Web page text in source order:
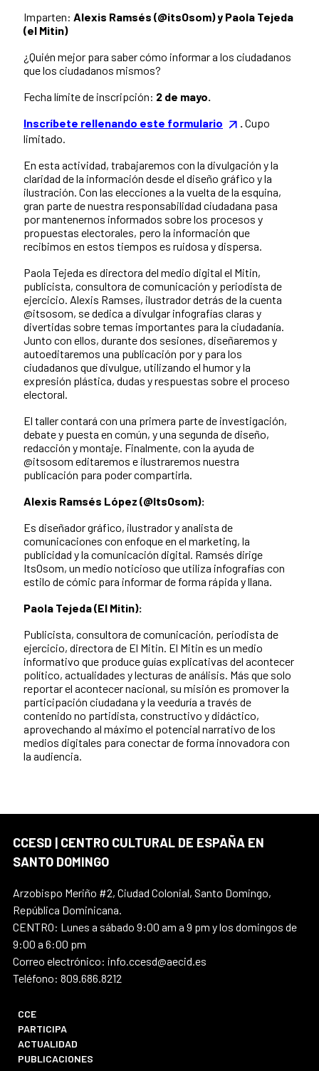
Imparten: Alexis Ramsés (@itsOsom) y Paola Tejeda
(el Mitin)
¿Quién mejor para saber cómo informar a los ciudadanos
que los ciudadanos mismos?
Fecha límite de inscripción: 2 de mayo.
Inscríbete rellenando este formulario
. Cupo
limitado.
En esta actividad, trabajaremos con la divulgación y la
claridad de la información desde el diseño gráfico y la
ilustración. Con las elecciones a la vuelta de la esquina,
gran parte de nuestra responsabilidad ciudadana pasa
por mantenernos informados sobre los procesos y
propuestas electorales, pero la información que
recibimos en estos tiempos es ruidosa y dispersa.
Paola Tejeda es directora del medio digital el Mitin,
publicista, consultora de comunicación y periodista de
ejercicio. Alexis Ramses, ilustrador detrás de la cuenta
@itsosom, se dedica a divulgar infografías claras y
divertidas sobre temas importantes para la ciudadanía.
Junto con ellos, durante dos sesiones, diseñaremos y
autoeditaremos una publicación por y para los
ciudadanos que divulgue, utilizando el humor y la
expresión plástica, dudas y respuestas sobre el proceso
electoral.
El taller contará con una primera parte de investigación,
debate y puesta en común, y una segunda de diseño,
redacción y montaje. Finalmente, con la ayuda de
@itsosom editaremos e ilustraremos nuestra
publicación para poder compartirla.
Alexis Ramsés López (@ItsOsom):
Es diseñador gráfico, ilustrador y analista de
comunicaciones con enfoque en el marketing, la
publicidad y la comunicación digital. Ramsés dirige
ItsOsom, un medio noticioso que utiliza infografías con
estilo de cómic para informar de forma rápida y llana.
Paola Tejeda (El Mitin):
Publicista, consultora de comunicación, periodista de
ejercicio, directora de El Mitin. El Mitin es un medio
informativo que produce guías explicativas del acontecer
político, actualidades y lecturas de análisis. Más que solo
reportar el acontecer nacional, su misión es promover la
participación ciudadana y la veeduría a través de
contenido no partidista, constructivo y didáctico,
aprovechando al máximo el potencial narrativo de los
medios digitales para conectar de forma innovadora con
la audiencia.
CCESD | CENTRO CULTURAL DE ESPAÑA EN
SANTO DOMINGO
Arzobispo Meriño #2, Ciudad Colonial, Santo Domingo,
República Dominicana.
CENTRO: Lunes a sábado 9:00 am a 9 pm y los domingos de
9:00 a 6:00 pm
Correo electrónico: info.ccesd@aecid.es
Teléfono: 809.686.8212
CCE
PARTICIPA
ACTUALIDAD
PUBLICACIONES